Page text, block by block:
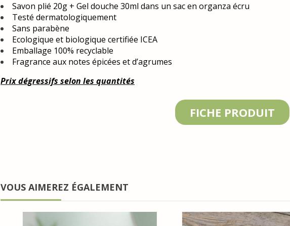
Savon plié 20g + Gel douche 30ml dans un sac en organza écru
Testé dermatologiquement
Sans parabène
Ecologique et biologique certifiée ICEA
Emballage 100% recyclable
Fragrance aux notes épicées et d’agrumes
Prix dégressifs selon les quantités
FICHE PRODUIT
VOUS AIMEREZ ÉGALEMENT